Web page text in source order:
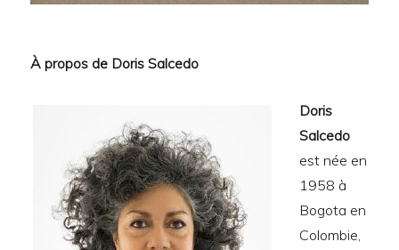
À propos de Doris Salcedo
Doris
Salcedo
est née en
1958 à
Bogota en
Colombie,